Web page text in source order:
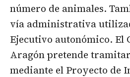
número de animales.
vía administrativa
Ejecutivo autonómico. El
Aragón pretende
mediante el Proyecto de